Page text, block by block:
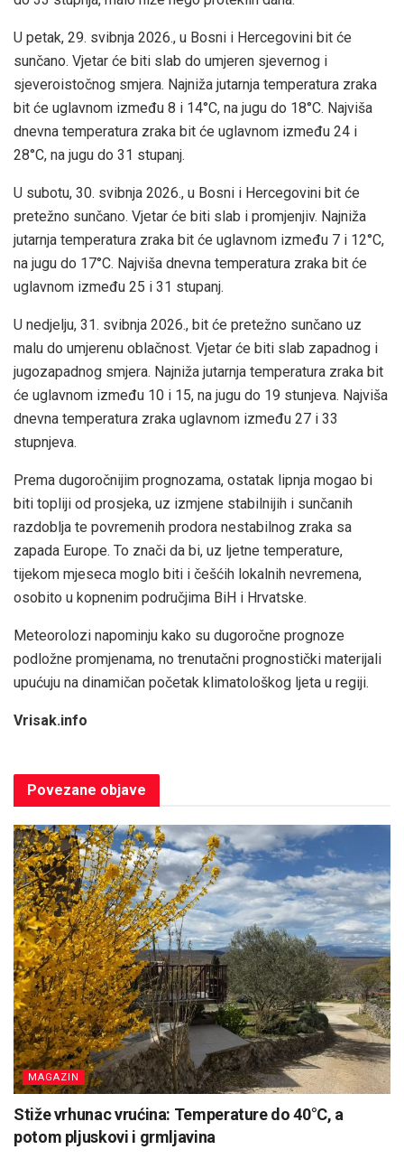
U petak, 29. svibnja 2026., u Bosni i Hercegovini bit će
sunčano. Vjetar će biti slab do umjeren sjevernog i
sjeveroistočnog smjera. Najniža jutarnja temperatura zraka
bit će uglavnom između 8 i 14°C, na jugu do 18°C. Najviša
dnevna temperatura zraka bit će uglavnom između 24 i
28°C, na jugu do 31 stupanj.
U subotu, 30. svibnja 2026., u Bosni i Hercegovini bit će
pretežno sunčano. Vjetar će biti slab i promjenjiv. Najniža
jutarnja temperatura zraka bit će uglavnom između 7 i 12°C,
na jugu do 17°C. Najviša dnevna temperatura zraka bit će
uglavnom između 25 i 31 stupanj.
U nedjelju, 31. svibnja 2026., bit će pretežno sunčano uz
malu do umjerenu oblačnost. Vjetar će biti slab zapadnog i
jugozapadnog smjera. Najniža jutarnja temperatura zraka bit
će uglavnom između 10 i 15, na jugu do 19 stunjeva. Najviša
dnevna temperatura zraka uglavnom između 27 i 33
stupnjeva.
Prema dugoročnijim prognozama, ostatak lipnja mogao bi
biti topliji od prosjeka, uz izmjene stabilnijih i sunčanih
razdoblja te povremenih prodora nestabilnog zraka sa
zapada Europe. To znači da bi, uz ljetne temperature,
tijekom mjeseca moglo biti i češćih lokalnih nevremena,
osobito u kopnenim područjima BiH i Hrvatske.
Meteorolozi napominju kako su dugoročne prognoze
podložne promjenama, no trenutačni prognostički materijali
upućuju na dinamičan početak klimatološkog ljeta u regiji.
Vrisak.info
Povezane objave
MAGAZIN
Stiže vrhunac vrućina: Temperature do 40°C, a
potom pljuskovi i grmljavina